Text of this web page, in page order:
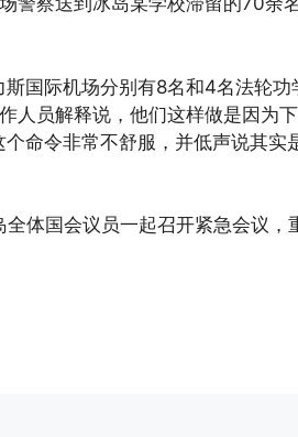
国际机场分别有8名和4名法轮功
人员解释说，他们这样做是因为
命令非常不舒服，并低声说其实
体国会议员一起召开紧急会议，